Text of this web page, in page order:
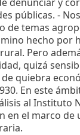
públicas. -
de temas
hecho por
Pero
quizá
quiebra
En este
al Instituto
en el marco de